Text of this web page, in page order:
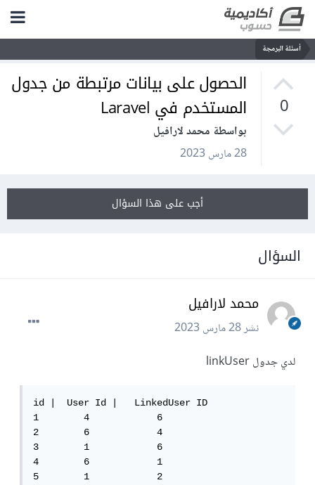
أسئلة البرمجة
0
الحصول على بيانات مرتبطة من جدول
المستخدم في Laravel
بواسطة محمد لارافيل
28 مارس 2023
أجب على هذا السؤال
السؤال
محمد لارافيل
نشر28 مارس 2023
لدي جدول linkUser
id |  User Id |   LinkedUser ID
1        4            6
2        6            4
3        1            6
4        6            1
5        1            2